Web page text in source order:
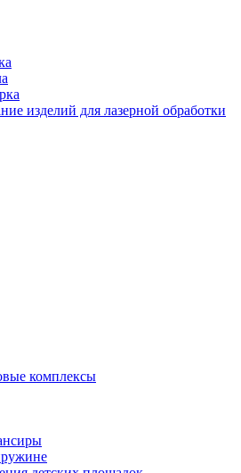
изделий для лазерной обработки
комплексы